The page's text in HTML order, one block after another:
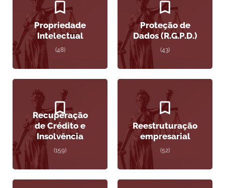
Propriedade
Intelectual
(48)
Proteção de
Dados (R.G.P.D.)
(43)
Recuperação
de Crédito e
Insolvência
(159)
Reestruturação
empresarial
(52)